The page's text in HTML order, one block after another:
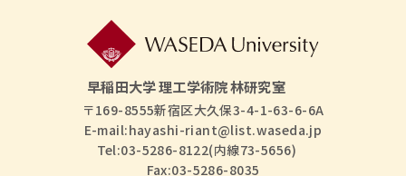
早稲田大学 理工学術院 林研究室
〒169-8555新宿区大久保3-4-1-63-6-6A
E-mail:hayashi-riant@list.waseda.jp
Tel:03-5286-8122(内線73-5656)
Fax:03-5286-8035